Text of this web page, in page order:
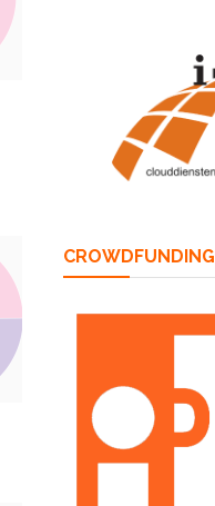
CROWDFUNDING